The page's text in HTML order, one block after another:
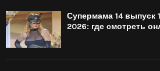
Супермама 14 выпуск
2026: где смотреть